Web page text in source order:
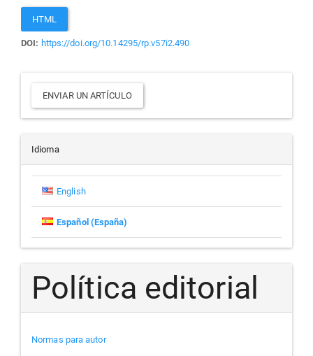
HTML
DOI: https://doi.org/10.14295/rp.v57i2.490
Enviar
un
artículo
ENVIAR UN ARTÍCULO
Idioma
English
Español (España)
Política editorial
Normas para autor